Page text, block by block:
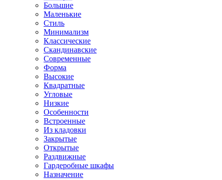
Большие
Маленькие
Стиль
Минимализм
Классические
Скандинавские
Современные
Форма
Высокие
Квадратные
Угловые
Низкие
Особенности
Встроенные
Из кладовки
Закрытые
Открытые
Раздвижные
Гардеробные шкафы
Назначение